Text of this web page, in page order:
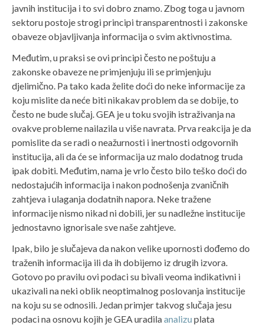
javnih institucija i to svi dobro znamo. Zbog toga u javnom
sektoru postoje strogi principi transparentnosti i zakonske
obaveze objavljivanja informacija o svim aktivnostima.
Međutim, u praksi se ovi principi često ne poštuju a
zakonske obaveze ne primjenjuju ili se primjenjuju
djelimično. Pa tako kada želite doći do neke informacije za
koju mislite da neće biti nikakav problem da se dobije, to
često ne bude slučaj. GEA je u toku svojih istraživanja na
ovakve probleme nailazila u više navrata. Prva reakcija je da
pomislite da se radi o neažurnosti i inertnosti odgovornih
institucija, ali da će se informacija uz malo dodatnog truda
ipak dobiti. Međutim, nama je vrlo često bilo teško doći do
nedostajućih informacija i nakon podnošenja zvaničnih
zahtjeva i ulaganja dodatnih napora. Neke tražene
informacije nismo nikad ni dobili, jer su nadležne institucije
jednostavno ignorisale sve naše zahtjeve.
Ipak, bilo je slučajeva da nakon velike upornosti dođemo do
traženih informacija ili da ih dobijemo iz drugih izvora.
Gotovo po pravilu ovi podaci su bivali veoma indikativni i
ukazivali na neki oblik neoptimalnog poslovanja institucije
na koju su se odnosili. Jedan primjer takvog slučaja jesu
podaci na osnovu kojih je GEA uradilaanalizu plata